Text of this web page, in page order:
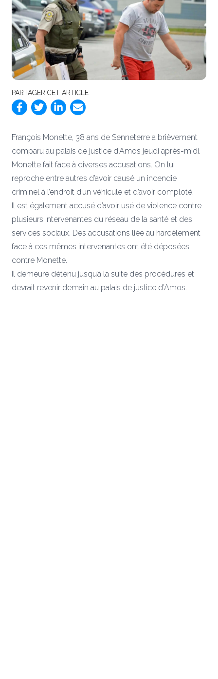
PARTAGER CET ARTICLE
François Monette, 38 ans de Senneterre a brièvement
comparu au palais de justice d’Amos jeudi après-midi.
Monette fait face à diverses accusations. On lui
reproche entre autres d’avoir causé un incendie
criminel à l’endroit d’un véhicule et d’avoir comploté.
Il est également accusé d’avoir usé de violence contre
plusieurs intervenantes du réseau de la santé et des
services sociaux. Des accusations liée au harcèlement
face à ces mêmes intervenantes ont été déposées
contre Monette.
Il demeure détenu jusqu’à la suite des procédures et
devrait revenir demain au palais de justice d’Amos.